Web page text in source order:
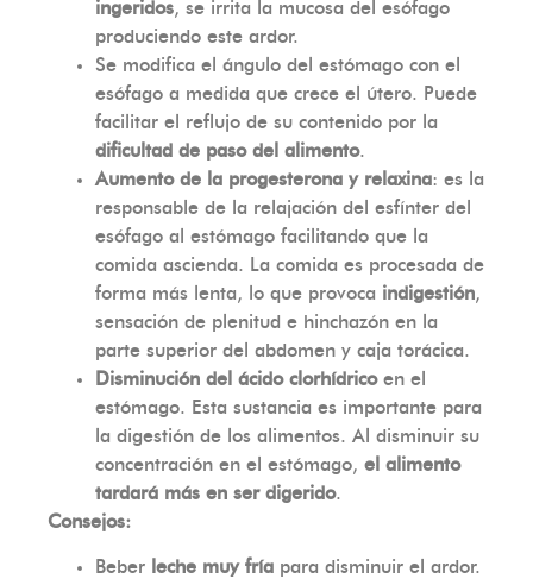
ingeridos, se irrita la mucosa del esófago
produciendo este ardor.
Se modifica el ángulo del estómago con el
esófago a medida que crece el útero. Puede
facilitar el reflujo de su contenido por la
dificultad de paso del alimento.
Aumento de la progesterona y relaxina: es la
responsable de la relajación del esfínter del
esófago al estómago facilitando que la
comida ascienda. La comida es procesada de
forma más lenta, lo que provoca indigestión,
sensación de plenitud e hinchazón en la
parte superior del abdomen y caja torácica.
Disminución del ácido clorhídricoen el
estómago. Esta sustancia es importante para
la digestión de los alimentos. Al disminuir su
concentración en el estómago, el alimento
tardará más en ser digerido.
Consejos:
Beber leche muy fría para disminuir el ardor.